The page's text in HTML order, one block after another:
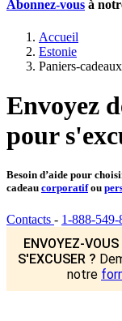
Abonnez-vous à
Accueil
Estonie
Paniers-
Envoyez
pour
Besoin d’aide pour
cadeau corporatifou
Contacts - 1-888-549-
ENVOYEZ-
S'EXCUSER ?
notre